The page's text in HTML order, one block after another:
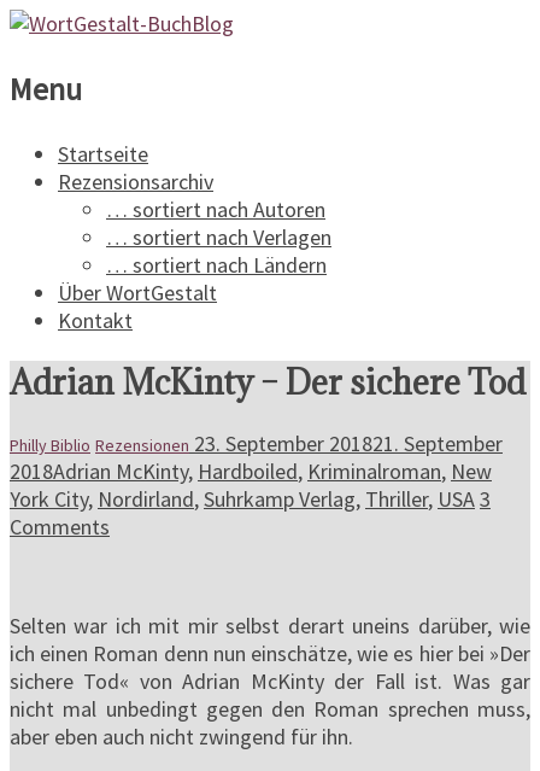
WortGestalt-
Buchblog
Spannungsliteratur
Menu
Startseite
Rezensionsarchiv
… sortiert nach Autoren
… sortiert nach Verlagen
… sortiert nach Ländern
Über WortGestalt
Kontakt
Adrian McKinty – Der sichere Tod
Philly Biblio Rezensionen 23. September 201821. September
2018Adrian McKinty, Hardboiled, Kriminalroman, New
York City, Nordirland,Suhrkamp Verlag, Thriller, USA3
Comments
Selten war ich mit mir selbst derart uneins darüber, wie
ich einen Roman denn nun einschätze, wie es hier bei »Der
sichere Tod« von Adrian McKinty der Fall ist. Was gar
nicht mal unbedingt gegen den Roman sprechen muss,
aber eben auch nicht zwingend für ihn.